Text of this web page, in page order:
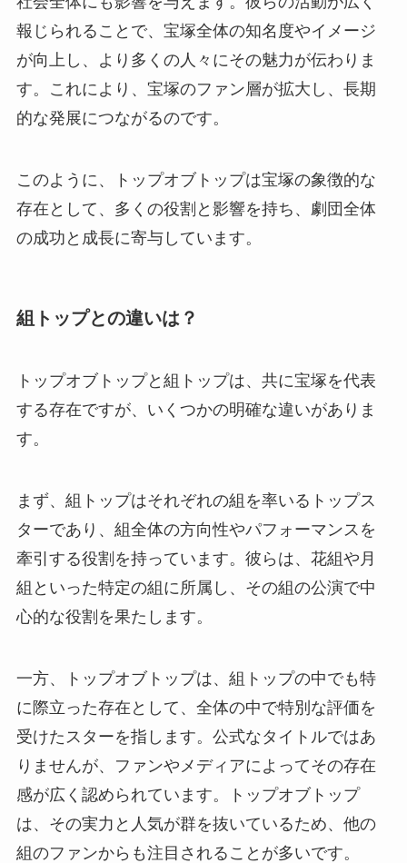
報じられることで、宝塚全体の知名度やイメージ
が向上し、より多くの人々にその魅力が伝わりま
す。これにより、宝塚のファン層が拡大し、長期
的な発展につながるのです。
このように、トップオブトップは宝塚の象徴的な
存在として、多くの役割と影響を持ち、劇団全体
の成功と成長に寄与しています。
組トップとの違いは？
トップオブトップと組トップは、共に宝塚を代表
する存在ですが、いくつかの明確な違いがありま
す。
まず、組トップはそれぞれの組を率いるトップス
ターであり、組全体の方向性やパフォーマンスを
牽引する役割を持っています。彼らは、花組や月
組といった特定の組に所属し、その組の公演で中
心的な役割を果たします。
一方、トップオブトップは、組トップの中でも特
に際立った存在として、全体の中で特別な評価を
受けたスターを指します。公式なタイトルではあ
りませんが、ファンやメディアによってその存在
感が広く認められています。トップオブトップ
は、その実力と人気が群を抜いているため、他の
組のファンからも注目されることが多いです。